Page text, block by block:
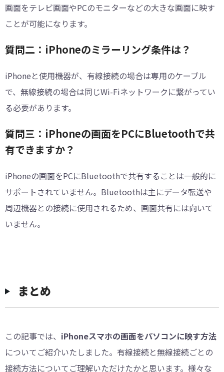
画面をテレビ画面やPCのモニターなどの大きな画面に映す
ことが可能になります。
質問二：iPhoneのミラーリング条件は？
iPhoneと使用機器が、有線接続の場合は専用のケーブル
で、無線接続の場合は同じWi-Fiネットワークに繋がってい
る必要があります。
質問三：iPhoneの画面をPCにBluetoothで共
有できますか？
iPhoneの画面をPCにBluetoothで共有することは一般的に
サポートされていません。Bluetoothは主にデータ転送や
周辺機器との接続に使用されるため、画面共有には向いて
いません。
まとめ
この記事では、 iPhoneスマホの画面をパソコンに映す方法
についてご紹介いたしました。有線接続と無線接続ごとの
接続方法についてご理解いただけたかと思います。様々な